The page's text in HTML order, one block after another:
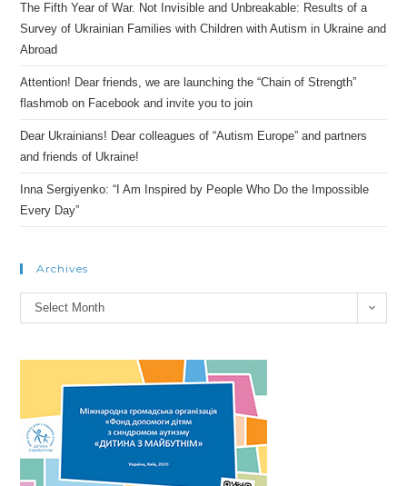
The Fifth Year of War. Not Invisible and Unbreakable: Results of a
Survey of Ukrainian Families with Children with Autism in Ukraine and
Abroad
Attention! Dear friends, we are launching the “Chain of Strength”
flashmob on Facebook and invite you to join
Dear Ukrainians! Dear colleagues of “Autism Europe” and partners
and friends of Ukraine!
Inna Sergiyenko: “I Am Inspired by People Who Do the Impossible
Every Day”
Archives
Archives
Select Month